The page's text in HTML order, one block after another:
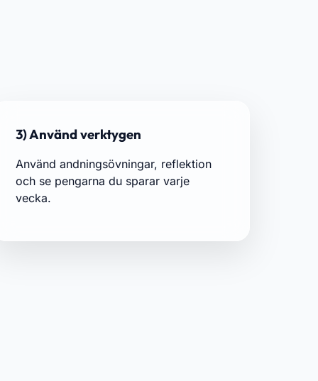
3) Använd verktygen
Använd andningsövningar, reflektion
och se pengarna du sparar varje
vecka.